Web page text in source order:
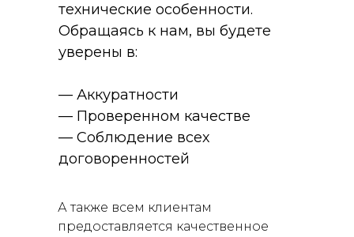
технические особенности.
Обращаясь к нам, вы будете
уверены в:
— Аккуратности
— Проверенном качестве
— Соблюдение всех
договоренностей
А также всем клиентам
предоставляется качественное